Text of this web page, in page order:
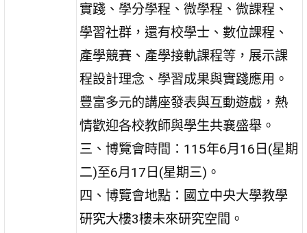
實踐、學分學程、微學程、微課程、
學習社群，還有校學士、數位課程、
產學競賽、產學接軌課程等，展示課
程設計理念、學習成果與實踐應用。
豐富多元的講座發表與互動遊戲，熱
情歡迎各校教師與學生共襄盛舉。
三、博覽會時間：115年6月16日(星期
二)至6月17日(星期三)。
四、博覽會地點：國立中央大學教學
研究大樓3樓未來研究空間。